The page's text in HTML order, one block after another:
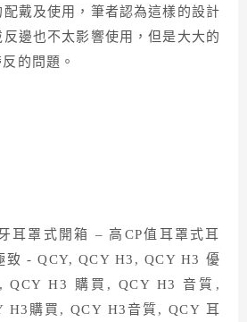
戴及使用，筆者認為這樣的設計
邊也不太影響使用，但是大大的
的問題。